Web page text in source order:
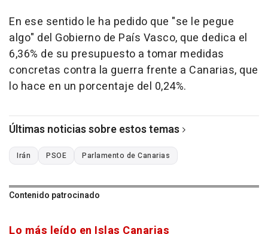
En ese sentido le ha pedido que "se le pegue
algo" del Gobierno de País Vasco, que dedica el
6,36% de su presupuesto a tomar medidas
concretas contra la guerra frente a Canarias, que
lo hace en un porcentaje del 0,24%.
Últimas noticias sobre estos temas
Irán PSOE Parlamento de Canarias
Contenido patrocinado